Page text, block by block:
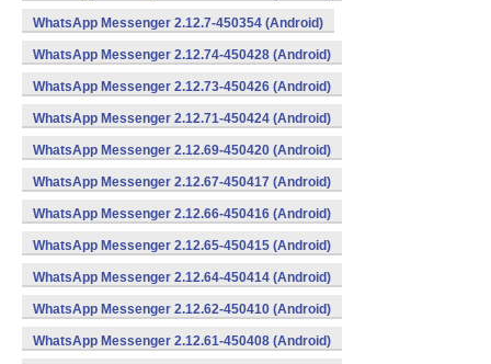
WhatsApp Messenger 2.12.7-450354 (Android)
WhatsApp Messenger 2.12.74-450428 (Android)
WhatsApp Messenger 2.12.73-450426 (Android)
WhatsApp Messenger 2.12.71-450424 (Android)
WhatsApp Messenger 2.12.69-450420 (Android)
WhatsApp Messenger 2.12.67-450417 (Android)
WhatsApp Messenger 2.12.66-450416 (Android)
WhatsApp Messenger 2.12.65-450415 (Android)
WhatsApp Messenger 2.12.64-450414 (Android)
WhatsApp Messenger 2.12.62-450410 (Android)
WhatsApp Messenger 2.12.61-450408 (Android)